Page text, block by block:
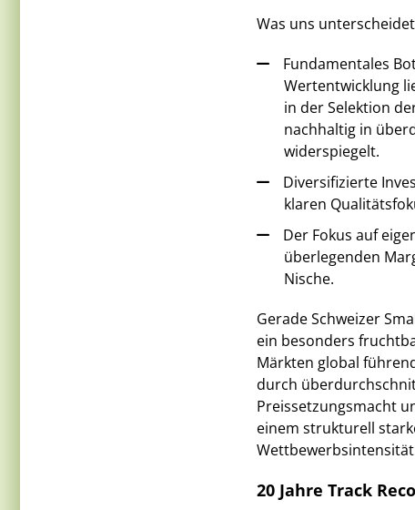
Was uns
Fundamentales
Wertentwicklung
in der Selektion
nachhaltig in
widerspiegelt.
Diversifizierte
klaren
Der Fokus auf
überlegenden
Nische.
Gerade Schweizer
ein besonders
Märkten global
durch
Preissetzungsmacht
einem strukturell
20 Jahre Track